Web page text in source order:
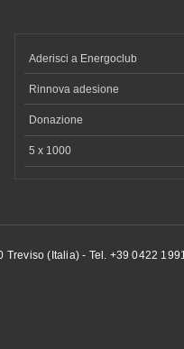
Aderisci a Energoclub
Rinnova adesione
Donazione
5 x 1000
(Italia) - Tel. +39 0422